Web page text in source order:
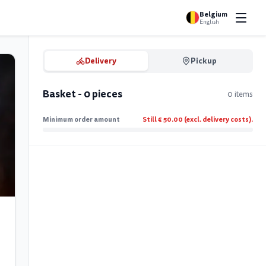
Belgium
English
Delivery Pickup
Basket - 0 pieces 0 items
Minimum order amount Still € 50.00 (excl. delivery costs).